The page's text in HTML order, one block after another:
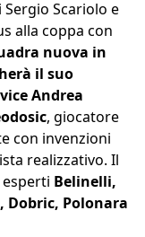
Sergio Scariolo e
alla coppa con
nuova in
il suo
Andrea
, giocatore
con invenzioni
realizzativo. Il
Belinelli,
Dobric, Polonara